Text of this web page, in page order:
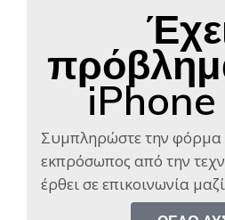
Συμπληρώστε την φόρμα
εκπρόσωπος από την
έρθει σε επικοινωνία